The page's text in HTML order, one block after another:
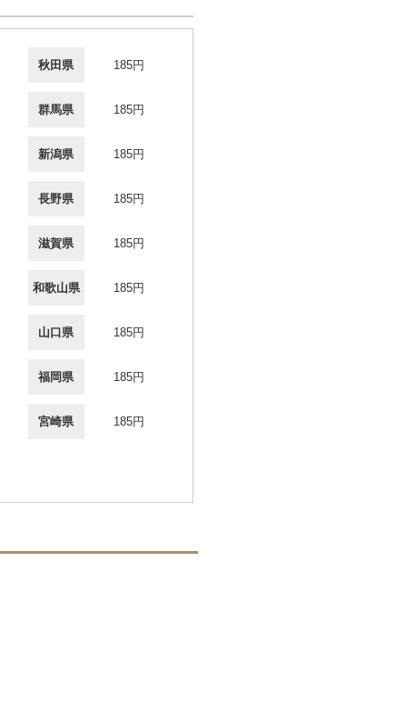
秋田県 185円
群馬県 185円
新潟県 185円
長野県 185円
滋賀県 185円
和歌山県 185円
山口県 185円
福岡県 185円
宮崎県 185円